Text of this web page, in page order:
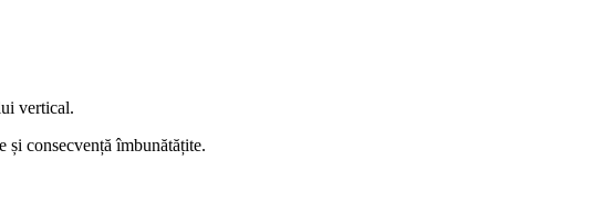
vertical.
și consecvență îmbunătățite.